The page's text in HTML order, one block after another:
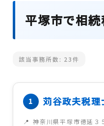
平塚市で相
該当事務所数: 23件
苅谷政夫税理
神奈川県平塚市徳延３